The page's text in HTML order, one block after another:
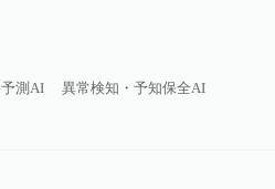
測AI
異常検知・予知保全AI